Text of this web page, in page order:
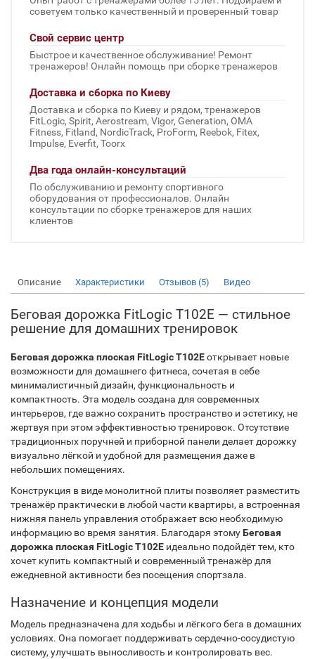
советуем только качественный и проверенный товар
Свой сервис центр
Быстрое и качественное обслуживание! Ремонт
тренажеров! Онлайн помощь при сборке тренажеров
Доставка и сборка по Киеву
Доставка и сборка по Киеву и рядом, тренажеров
FitLogic, Spirit, Aerostream, Vigor, Generation, OMA
Fitness, Fitland, NordicTrack, ProForm, Reebok, Fitex,
Impulse, Everfit, Toorx
Два года онлайн-консультаций
По обслуживанию и ремонту спортивного
оборудования от профессионалов. Онлайн
консультации по сборке тренажеров для наших
клиентов
Описание Характеристики Отзывов (5) Видео
Беговая дорожка FitLogic T102E — стильное
решение для домашних тренировок
Беговая дорожка плоская FitLogic T102Eоткрывает новые
возможности для домашнего фитнеса, сочетая в себе
минималистичный дизайн, функциональность и
компактность. Эта модель создана для современных
интерьеров, где важно сохранить пространство и эстетику, не
жертвуя при этом эффективностью тренировок. Отсутствие
традиционных поручней и приборной панели делает дорожку
визуально лёгкой и удобной для размещения даже в
небольших помещениях.
Конструкция в виде монолитной плиты позволяет разместить
тренажёр практически в любой части квартиры, а встроенная
нижняя панель управления отображает всю необходимую
информацию во время занятия. Благодаря этомуБеговая
дорожка плоская FitLogic T102E идеально подойдёт тем, кто
хочет купить компактный и современный тренажёр для
ежедневной активности без посещения спортзала.
Назначение и концепция модели
Модель предназначена для ходьбы и лёгкого бега в домашних
условиях. Она помогает поддерживать сердечно-сосудистую
систему, улучшать выносливость и контролировать вес.